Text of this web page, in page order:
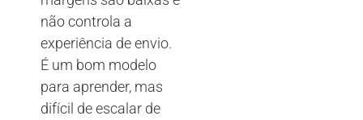
não controla a
experiência de envio.
É um bom modelo
para aprender, mas
difícil de escalar de